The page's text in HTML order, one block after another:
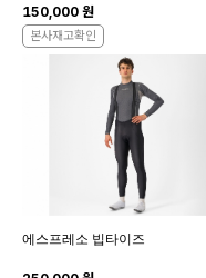
150,000 원
본사재고확인
에스프레소 빕타이즈